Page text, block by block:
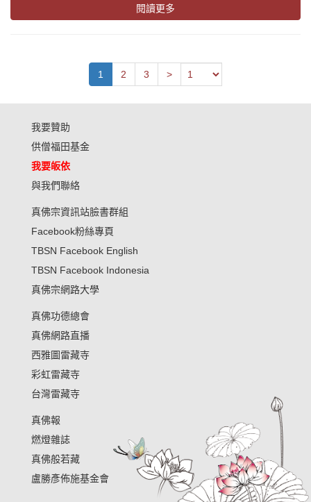
閱讀更多
1 2 3 >Previous
我要贊助
供僧福田基金
我要皈依
與我們聯絡
真佛宗資訊站臉書群組
Facebook粉絲專頁
TBSN Facebook English
TBSN Facebook Indonesia
真佛宗網路大學
真佛功德總會
真佛網路直播
西雅圖雷藏寺
彩虹雷藏寺
台灣雷藏寺
真佛報
燃燈雜誌
真佛般若藏
盧勝彥佈施基金會